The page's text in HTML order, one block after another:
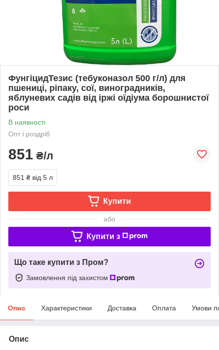
ФунгіцидТезис (тебуконазол 500 г/л) для
пшениці, ріпаку, сої, виноградників,
яблуневих садів від іржі оїдіума борошнистої
роси
В наявності
Опт і роздріб
851 ₴/л
851 ₴ від 5 л
Купити
або
Купити з
Що таке купити з Пром?
Замовлення під захистом
Опис Характеристики Доставка Оплата Умови
Опис